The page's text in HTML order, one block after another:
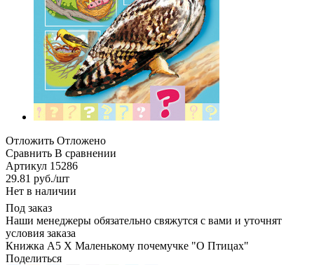
Отложить Отложено
Сравнить В сравнении
Артикул 15286
29.81 руб./шт
Нет в наличии
Под заказ
Наши менеджеры обязательно свяжутся с вами и уточнят
условия заказа
Книжка А5 Х Маленькому почемучке "О Птицах"
Поделиться